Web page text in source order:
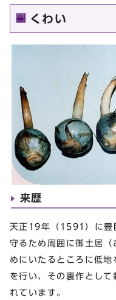
くわい
来歴
天正19年（1591）に豊
守るため周囲に御土居
めにいたるところに低
を行い、その裏作とし
れています。